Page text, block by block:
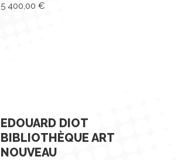
5 400,00 €
EDOUARD DIOT
BIBLIOTHÈQUE ART
NOUVEAU